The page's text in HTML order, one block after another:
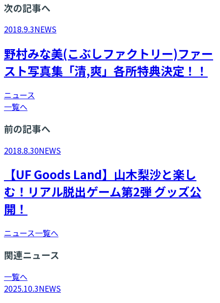
次の記事へ
2018.9.3NEWS
野村みな美(こぶしファクトリー)ファー
スト写真集「清,爽」各所特典決定！！
ニュース
一覧へ
前の記事へ
2018.8.30NEWS
【UF Goods Land】山木梨沙と楽し
む！リアル脱出ゲーム第2弾 グッズ公
開！
ニュース一覧へ
関連ニュース
一覧へ
2025.10.3NEWS